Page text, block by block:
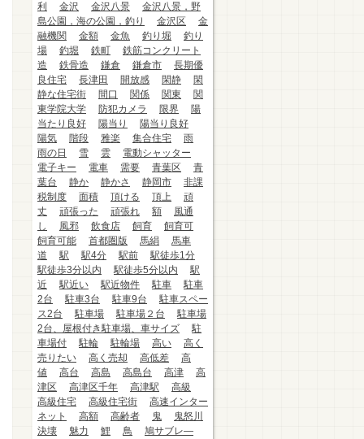
利
金沢 金沢八景
金沢八景，野
島公園，海の公園，釣り
金沢区
金
融機関
金額 金魚 釣り堀
釣り
場
釣堀 鉄町
鉄筋コンクリート
造
鉄骨造 鎌倉 鎌倉市
長期優
良住宅
長津田 開放感 閑静
閑
静な住宅街
間口 関係 関東
関
東学院大学
防犯カメラ 限界
陽
当たり良好
陽当り
陽当り良好
陽気
階段 雅楽 集合住宅
雨
雨の日
雪 雲
電動シャッター
電子キー
電車 需要 青葉区
青
葉台
静か 静かさ 静岡市
非課
税制度
面積 頂ける 頂上
頑
丈
頑張った 頑張れ 額
風通
し
風邪 飲食店 飼育
飼育可
飼育可能
首都圏版 馬絹
馬車
道
駅 駅4分 駅前
駅徒歩1分
駅徒歩3分以内
駅徒歩5分以内
駅
近
駅近い 駅近物件 駐車
駐車
2台
駐車3台 駐車9台
駐車スペー
ス2台
駐車場 駐車場２台
駐車場
2台、屋根付き駐車場、車サイズ
駐
車場付
駐輪 駐輪場 高い
高く
売りたい
高く売却 高低差
高
値
高台 高島 高島台 高津
高
津区
高津区千年 高津駅
高級
高級住宅
高級住宅街
高速インター
ネット
高額 高齢者 鬼
鬼怒川
決壊
魅力 鯉 鳥
鳩サブレ―